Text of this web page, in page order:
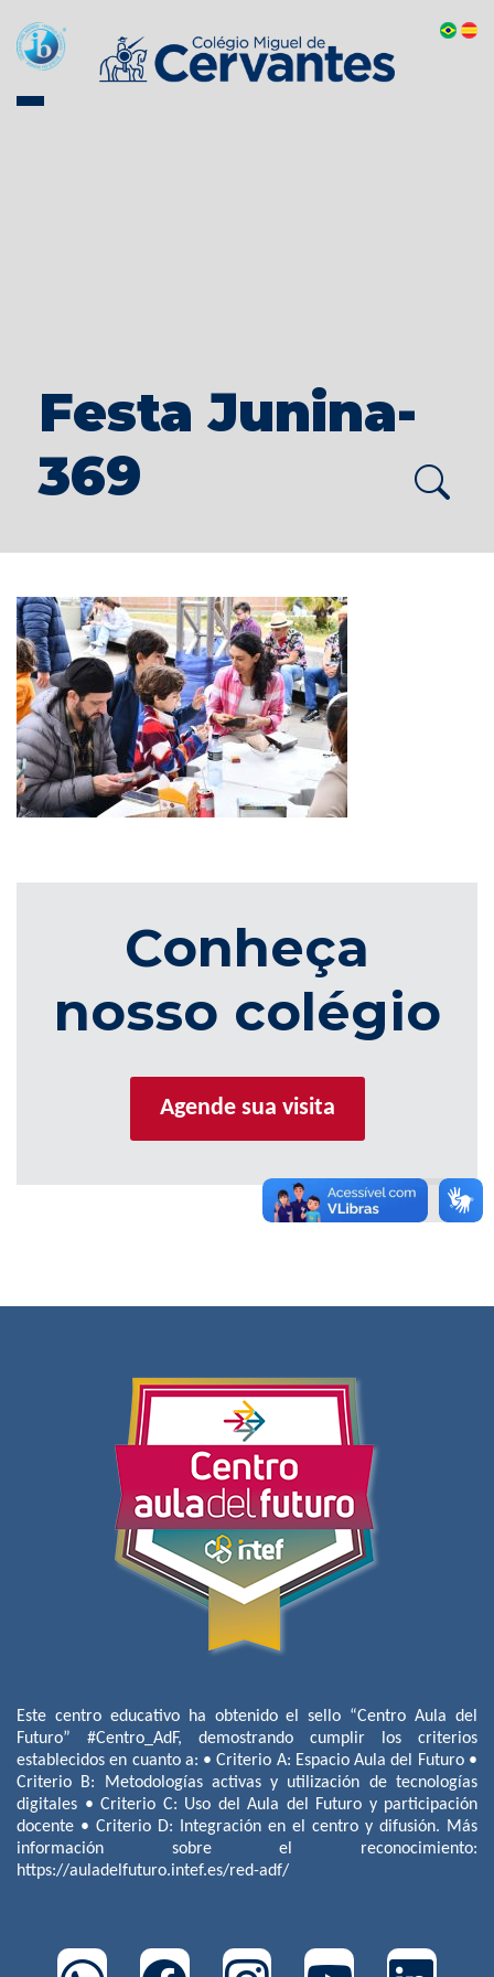
Festa Junina-
369
Conheça
nosso colégio
Agende sua visita
Este centro educativo ha obtenido el sello “Centro Aula del
Futuro” #Centro_AdF, demostrando cumplir los criterios
establecidos en cuanto a: • Criterio A: Espacio Aula del Futuro •
Criterio B: Metodologías activas y utilización de tecnologías
digitales • Criterio C: Uso del Aula del Futuro y participación
docente • Criterio D: Integración en el centro y difusión. Más
información sobre el reconocimiento:
https://auladelfuturo.intef.es/red-adf/